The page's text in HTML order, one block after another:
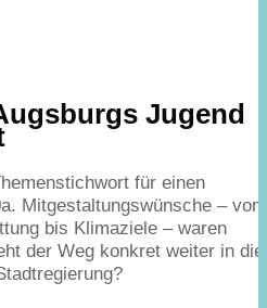
Jugend
für einen
a. Mitgestaltungswünsche – von
bis Klimaziele – waren
der Weg konkret weiter in die